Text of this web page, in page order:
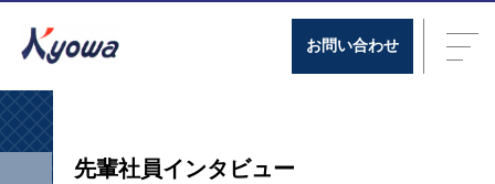
お問い合わせ
先輩社員インタビュー